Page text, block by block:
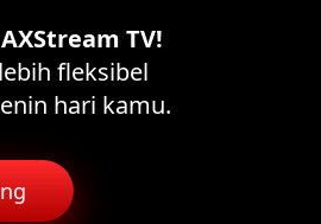
TV!
fleksibel
hari kamu.